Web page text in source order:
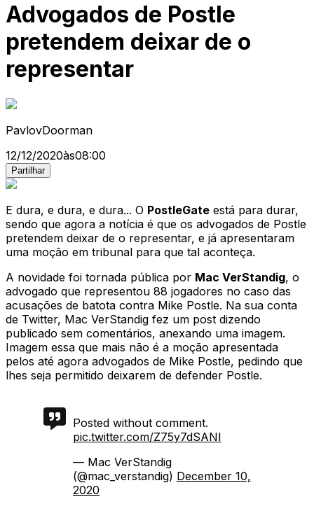
Advogados de Postle
pretendem deixar de o
representar
PavlovDoorman
12/12/2020às08:00
Partilhar
E dura, e dura, e dura... O PostleGate está para durar,
sendo que agora a notícia é que os advogados de Postle
pretendem deixar de o representar, e já apresentaram
uma moção em tribunal para que tal aconteça.
A novidade foi tornada pública por Mac VerStandig, o
advogado que representou 88 jogadores no caso das
acusações de batota contra Mike Postle. Na sua conta
de Twitter, Mac VerStandig fez um post dizendo
publicado sem comentários, anexando uma imagem.
Imagem essa que mais não é a moção apresentada
pelos até agora advogados de Mike Postle, pedindo que
lhes seja permitido deixarem de defender Postle.
Posted without comment.
pic.twitter.com/Z75y7dSANI
— Mac VerStandig
(@mac_verstandig) December 10,
2020